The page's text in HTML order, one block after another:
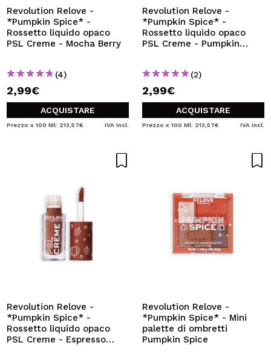
Revolution Relove -
*Pumpkin Spice* -
Rossetto liquido opaco
PSL Creme - Mocha Berry
(4)
2,99€
ACQUISTARE
Prezzo x 100 Ml: 213,57€ IVA Incl.
Revolution Relove -
*Pumpkin Spice* -
Rossetto liquido opaco
PSL Creme - Pumpkin
(2)
2,99€
ACQUISTARE
Prezzo x 100 Ml: 213,57€ IVA Incl.
Revolution Relove -
*Pumpkin Spice* -
Rossetto liquido opaco
PSL Creme - Espresso
Revolution Relove -
*Pumpkin Spice* - Mini
palette di ombretti
Pumpkin Spice